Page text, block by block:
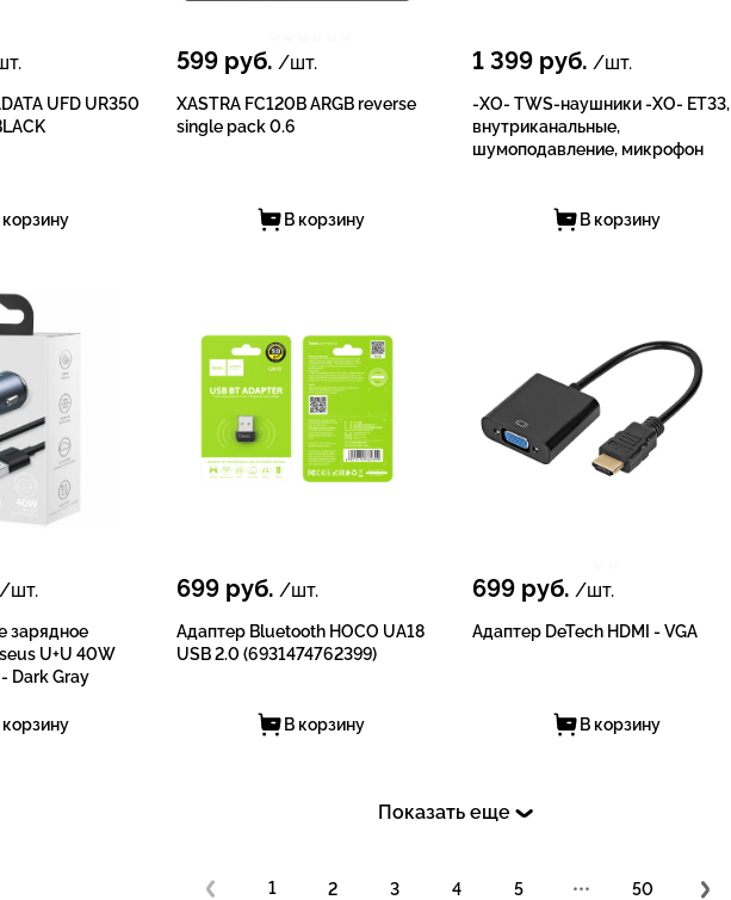
UFD UR350
корзину
599 руб. /шт.
XASTRA FC120B ARGB reverse
single pack 0.6
В корзину
1 399 руб. /шт.
-XO- TWS-наушники -XO- ET33,
внутриканальные,
шумоподавление, микрофон
В корзину
/шт.
зарядное
U+U 40W
Dark Gray
корзину
699 руб. /шт.
Адаптер Bluetooth HOCO UA18
USB 2.0 (6931474762399)
В корзину
699 руб. /шт.
Адаптер DeTech HDMI - VGA
В корзину
Показать еще
1 2 3 4 5 ••• 50